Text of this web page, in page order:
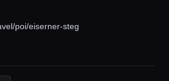
журнал
poi/eiserner-steg